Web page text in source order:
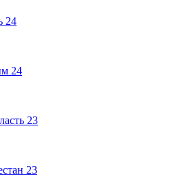
24
24
23
23